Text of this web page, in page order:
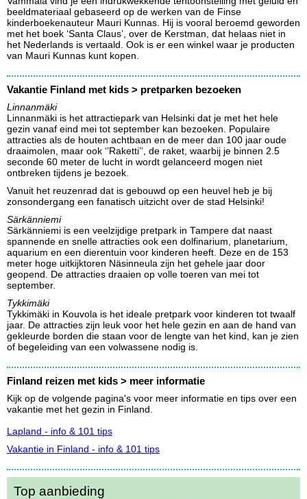
Top aanbieding
beeldmateriaal gebaseerd op de werken van de Finse
kinderboekenauteur Mauri Kunnas. Hij is vooral beroemd geworden
met het boek ‘Santa Claus’, over de Kerstman, dat helaas niet in
het Nederlands is vertaald. Ook is er een winkel waar je producten
van Mauri Kunnas kunt kopen.
Vakantie Finland met kids > pretparken bezoeken
Linnanmäki
Linnanmäki is het attractiepark van Helsinki dat je met het hele
gezin vanaf eind mei tot september kan bezoeken. Populaire
attracties als de houten achtbaan en de meer dan 100 jaar oude
draaimolen, maar ook ‘’Raketti’’, de raket, waarbij je binnen 2.5
seconde 60 meter de lucht in wordt gelanceerd mogen niet
ontbreken tijdens je bezoek.
Vanuit het reuzenrad dat is gebouwd op een heuvel heb je bij
zonsondergang een fanatisch uitzicht over de stad Helsinki!
Särkänniemi
Särkänniemi is een veelzijdige pretpark in Tampere dat naast
spannende en snelle attracties ook een dolfinarium, planetarium,
aquarium en een dierentuin voor kinderen heeft. Deze en de 153
meter hoge uitkijktoren Näsinneula zijn het gehele jaar door
geopend. De attracties draaien op volle toeren van mei tot
september.
Tykkimäki
Tykkimäki in Kouvola is het ideale pretpark voor kinderen tot twaalf
jaar. De attracties zijn leuk voor het hele gezin en aan de hand van
gekleurde borden die staan voor de lengte van het kind, kan je zien
of begeleiding van een volwassene nodig is.
Finland reizen met kids > meer informatie
Kijk op de volgende pagina's voor meer informatie en tips over een
vakantie met het gezin in Finland.
Lapland - info & 101 tips
Vakantie in Finland - info & 101 tips